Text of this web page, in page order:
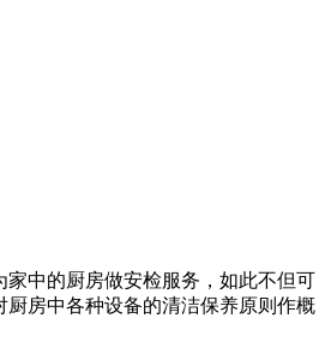
中的厨房做安检服务，如此不但可
房中各种设备的清洁保养原则作概